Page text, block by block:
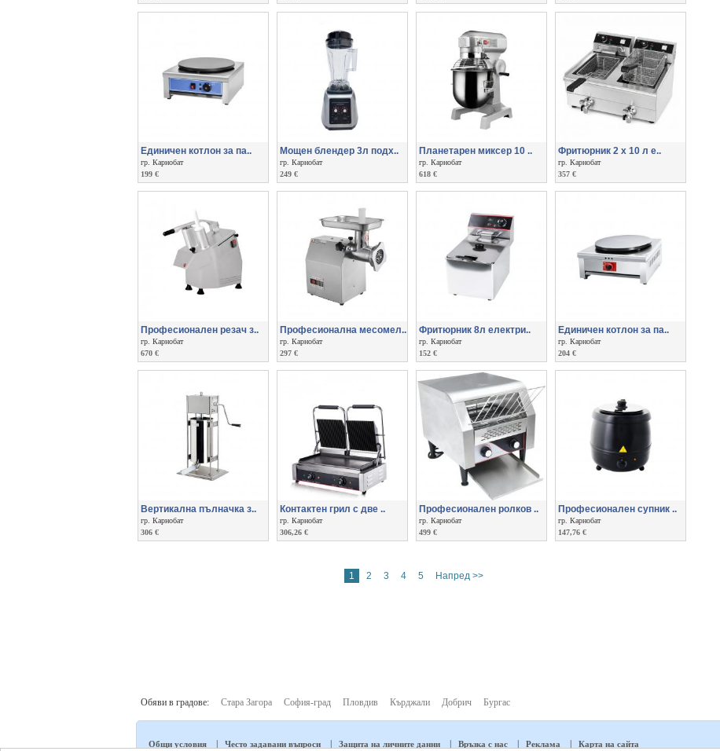
Единичен котлон за па..
гр. Карнобат
199 €
Мощен блендер 3л подх..
гр. Карнобат
249 €
Планетарен миксер 10 ..
гр. Карнобат
618 €
Фритюрник 2 х 10 л е..
гр. Карнобат
357 €
Професионален резач з..
гр. Карнобат
670 €
Професионална месомел..
гр. Карнобат
297 €
Фритюрник 8л електри..
гр. Карнобат
152 €
Единичен котлон за па..
гр. Карнобат
204 €
Вертикална пълначка з..
гр. Карнобат
306 €
Контактен грил с две ..
гр. Карнобат
306,26 €
Професионален ролков ..
гр. Карнобат
499 €
Професионален супник ..
гр. Карнобат
147,76 €
1 2 3 4 5 Напред >>
Обяви в градове: Стара Загора София-град Пловдив Кърджали Добрич Бургас
Общи условия Често задавани въпроси Защита на личните данни Връзка с нас Реклама Карта на сайта